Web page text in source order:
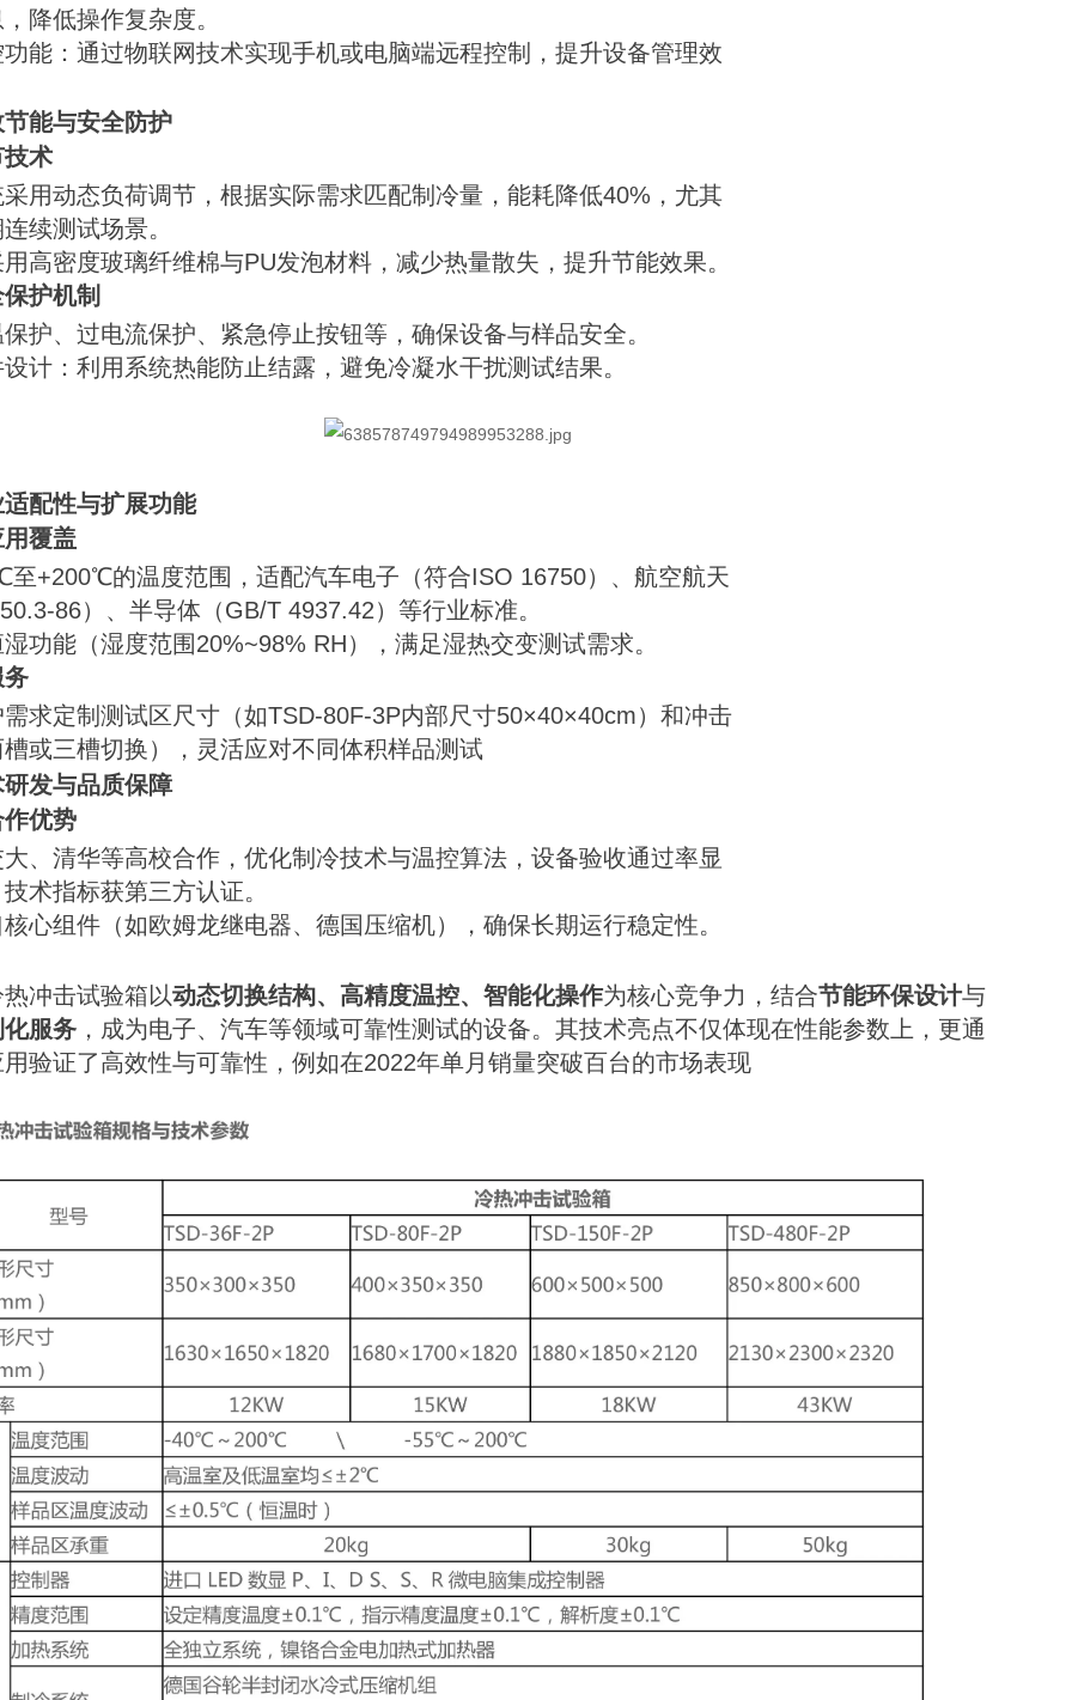
降低操作复杂度。
能：通过物联网技术实现手机或电脑端远程控制，提升设备管理效
能与安全防护
术
用动态负荷调节，根据实际需求匹配制冷量，能耗降低40%，尤其
续测试场景。
高密度玻璃纤维棉与PU发泡材料，减少热量散失，提升节能效果。
护机制
护、过电流保护、紧急停止按钮等，确保设备与样品安全。
计：利用系统热能防止结露，避免冷凝水干扰测试结果。
配性与扩展功能
覆盖
至+200℃的温度范围，适配汽车电子（符合ISO 16750）、航空航天
86）、半导体（GB/T 4937.42）等行业标准。
功能（湿度范围20%~98% RH），满足湿热交变测试需求。
务
求定制测试区尺寸（如TSD-80F-3P内部尺寸50×40×40cm）和冲击
或三槽切换），灵活应对不同体积样品测试
发与品质保障
优势
、清华等高校合作，优化制冷技术与温控算法，设备验收通过率显
术指标获第三方认证。
心组件（如欧姆龙继电器、德国压缩机），确保长期运行稳定性。
冲击试验箱以动态切换结构、高精度温控、智能化操作为核心竞争力，结合节能环保设计与
服务 ，成为电子、汽车等领域可靠性测试的设备。其技术亮点不仅体现在性能参数上，更通
验证了高效性与可靠性，例如在2022年单月销量突破百台的市场表现